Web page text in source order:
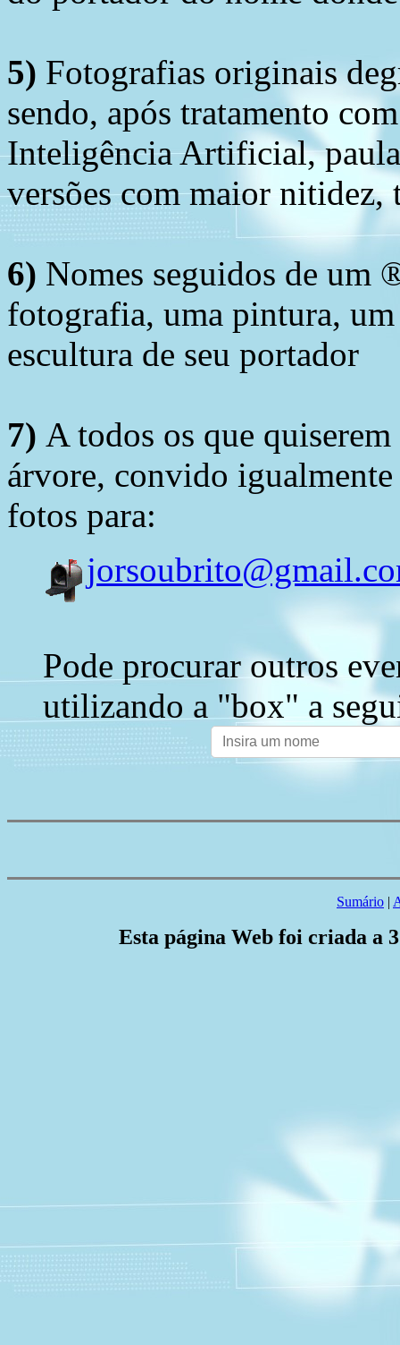
5) Fotografias originais
sendo, após tratamento
Inteligência Artificial,
versões com maior nitidez,
6) Nomes seguidos de um
fotografia, uma pintura,
escultura de seu portador
7) A todos os que
árvore, convido
fotos para:
Pode procurar outros
utilizando a "box" a
Sumário |
Esta página Web foi criada a